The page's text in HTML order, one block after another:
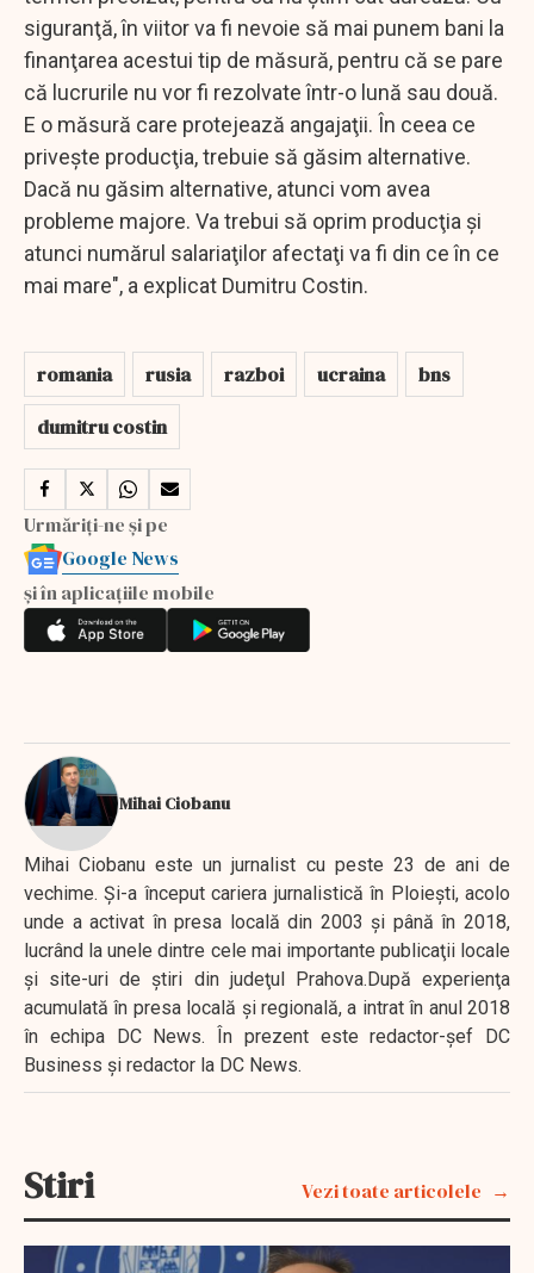
siguranţă, în viitor va fi nevoie să mai punem bani la
finanţarea acestui tip de măsură, pentru că se pare
că lucrurile nu vor fi rezolvate într-o lună sau două.
E o măsură care protejează angajaţii. În ceea ce
priveşte producţia, trebuie să găsim alternative.
Dacă nu găsim alternative, atunci vom avea
probleme majore. Va trebui să oprim producţia şi
atunci numărul salariaţilor afectaţi va fi din ce în ce
mai mare", a explicat Dumitru Costin.
romania rusia razboi ucraina
bns
dumitru costin
Urmăriți-ne și pe
Google News
și în aplicațiile mobile
Mihai Ciobanu
Mihai Ciobanu este un jurnalist cu peste 23 de ani de
vechime. Şi-a început cariera jurnalistică în Ploieşti, acolo
unde a activat în presa locală din 2003 şi până în 2018,
lucrând la unele dintre cele mai importante publicaţii locale
şi site-uri de ştiri din judeţul Prahova.După experienţa
acumulată în presa locală şi regională, a intrat în anul 2018
în echipa DC News. În prezent este redactor-şef DC
Business şi redactor la DC News.
Stiri Vezi toate articolele